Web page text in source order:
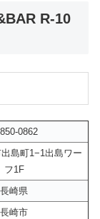
R-10
0862
島町1−1出島ワー
フ1F
長崎県
長崎市